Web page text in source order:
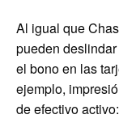
Al igual que
pueden
el bono en las
ejemplo,
de efectivo activo: